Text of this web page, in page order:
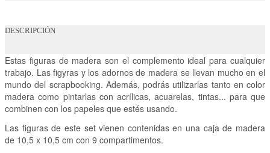
DESCRIPCIÓN
Estas figuras de madera son el complemento ideal para cualquier
trabajo. Las figyras y los adornos de madera se llevan mucho en el
mundo del scrapbooking. Además, podrás utilizarlas tanto en color
madera como pintarlas con acrílicas, acuarelas, tintas... para que
combinen con los papeles que estés usando.
Las figuras de este set vienen contenidas en una caja de madera
de 10,5 x 10,5 cm con 9 compartimentos.